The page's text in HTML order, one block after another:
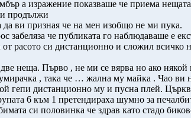
а изражение показваше че приема
и продължи
да ви призная че на мен изобщо не ми пука.
че публиката го наблюдаваше е
расото си дистанционно и сложил
неща. Първо , не ми се вярва но ако някой
, така че … жална му майка . Чао ви
гепи дистанционно му и пусна плей.
6 към 1 претендираха шумно за
си половинка че здрав като стадо